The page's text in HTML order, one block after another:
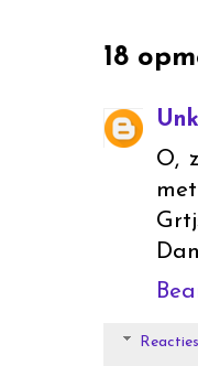
18
O,
Reacties